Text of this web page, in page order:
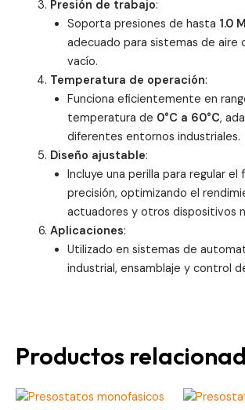
Presión de trabajo:
Soporta presiones de hasta 1.0
adecuado para sistemas de aire
vacío.
Temperatura de operación:
Funciona eficientemente en
temperatura de 0°C a 60°C,
diferentes entornos industriales.
Diseño ajustable:
Incluye una perilla para regular el
precisión, optimizando el
actuadores y otros dispositivos
Aplicaciones:
Utilizado en sistemas de
industrial, ensamblaje y control
Productos